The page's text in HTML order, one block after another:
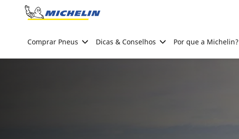
Go to page content
Comprar Pneus Dicas & Conselhos Por que a Michelin?